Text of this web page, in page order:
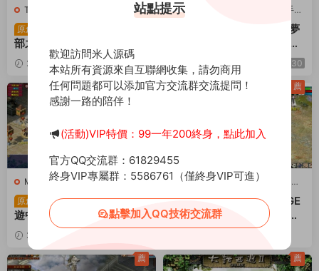
T-天龍八部
原創
部之懷舊天龍32源端神女4.
0】Linux手工服務端+PC客
戶端+内置gm工具+網頁注
冊+網頁充值+視頻架設教程
2026-04-30 156 30
M-夢幻西遊
手遊
GGE2互通西遊【繪夢
長安·精銳篇】Win一鍵服務
端+安卓PC雙端互通+攻略
+内置GM工具+全套源碼
+視頻架設教程
2025-12-19 30
M-夢幻西遊 · 端遊服務端
原創
GGEMH端遊【織夢西
遊中變版】Win一鍵服務端+
PC客戶端+網關+全套源碼
+内置GM工具+視頻架設教
程
2025-11-08
薦
D-大話西遊· D-大話西遊
手遊
原創 GGE2互通大話【GGE
2大話2四族水墨版】Win一
鍵服務端+安卓PC互通客戶
端+内置GM工具+安卓出包
教程+全套源碼+視頻架設教
30
薦
薦 薦
站點提示
歡迎訪問米人源碼
本站所有資源來自互聯網收集，請勿商用
任何問題都可以添加官方交流群交流提問！
感謝一路的陪伴！
(活動)VIP特價：99一年200終身，點此加入
官方QQ交流群：61829455
終身VIP專屬群：5586761（僅終身VIP可進）
點擊加入QQ技術交流群